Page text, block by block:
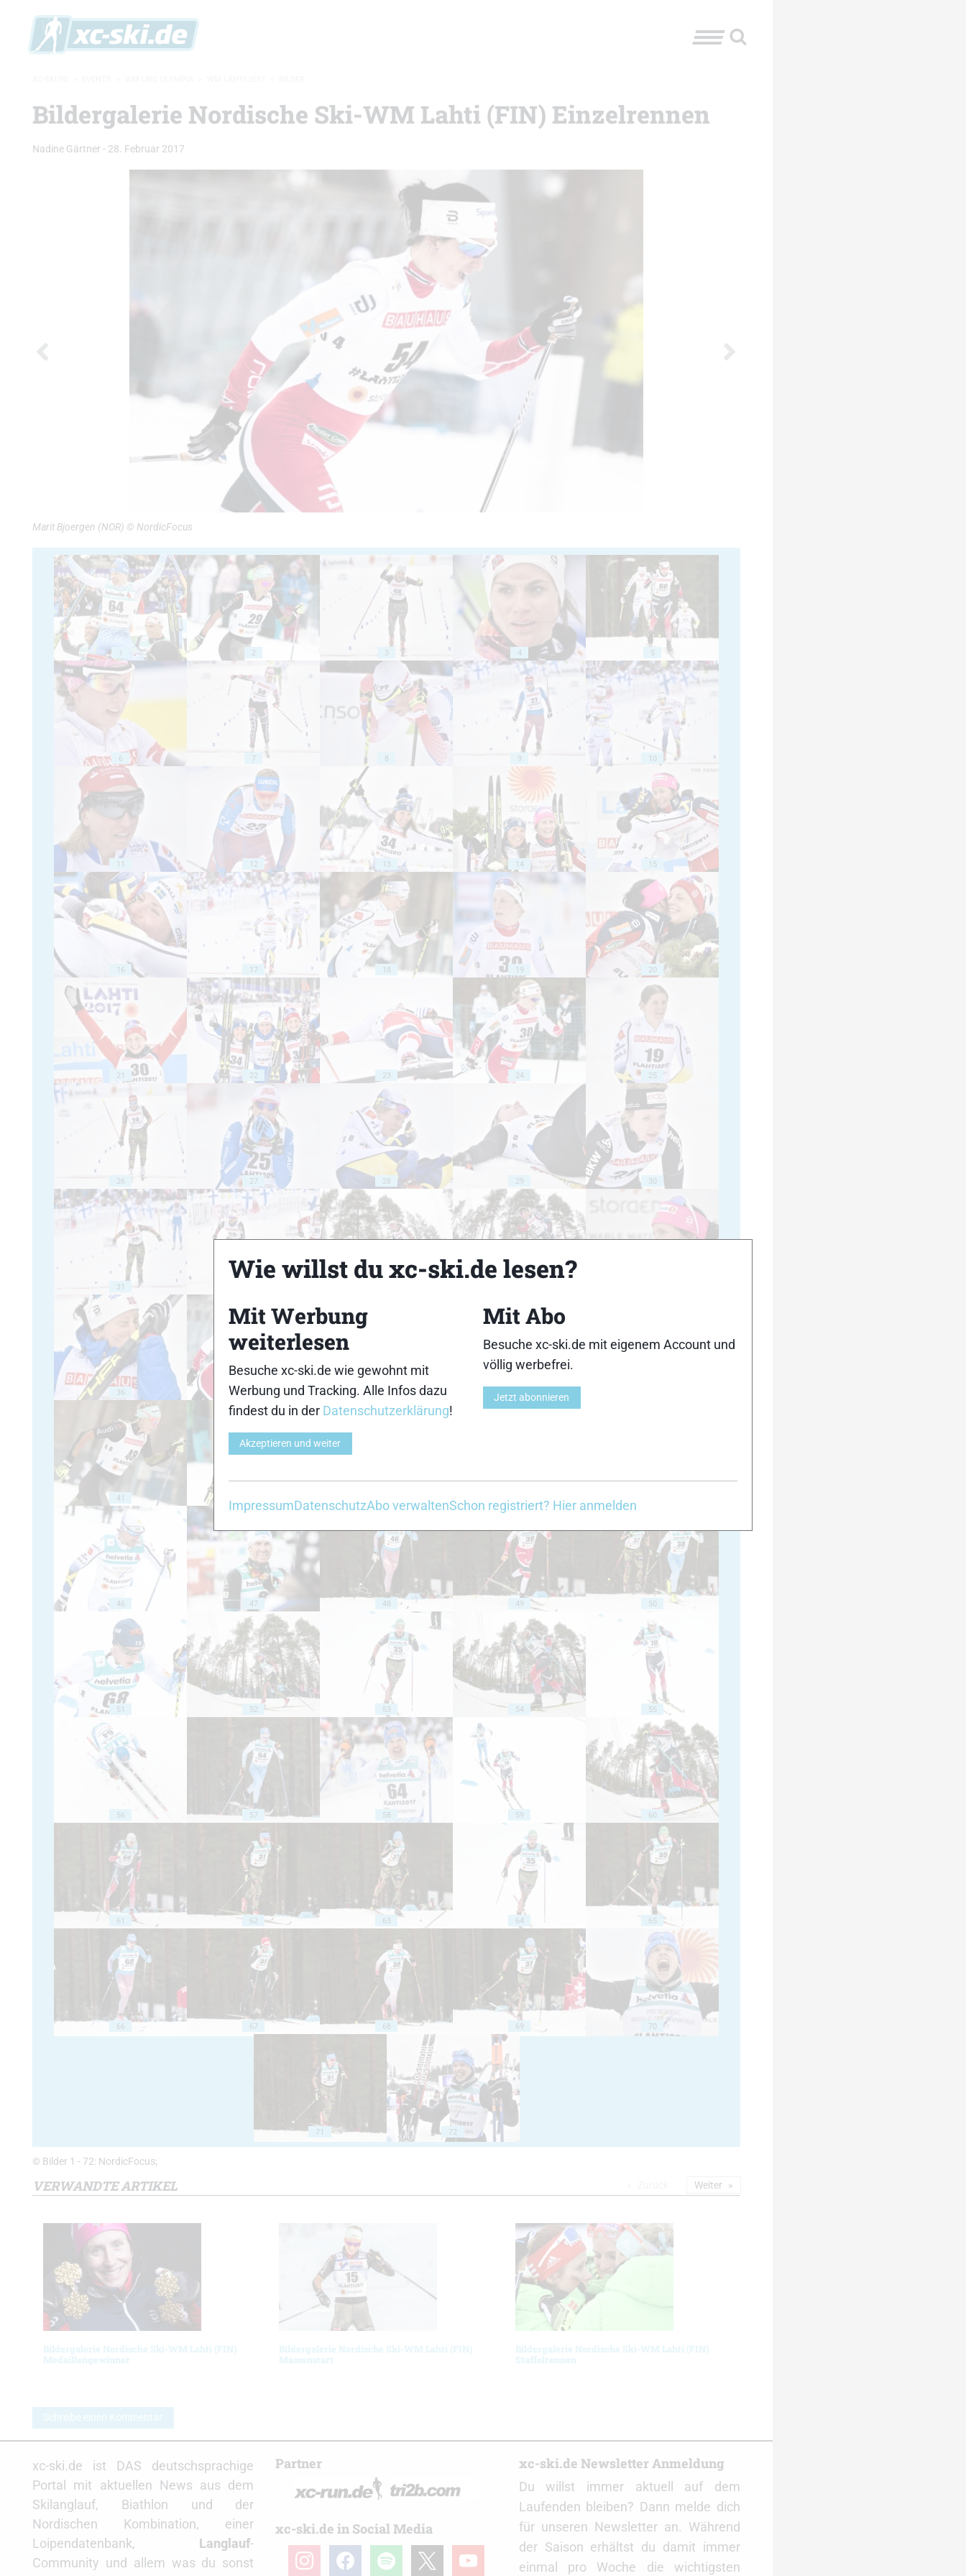
Bildergalerie Nordische Ski-WM Lahti (FIN) Einzelrennen
Nadine Gärtner - 28. Februar 2017
Marit Bjoergen (NOR) © NordicFocus
1 2 3 4 5
6 7 8 9 10
11 12 13 14 15
16 17 18 19 20
21 22 23 24 25
26 27 28 29 30
31
36 37 38 39
41
46 47 48 49 50
51 52 53 54 55
56 57 58 59 60
61 62 63 64 65
66 67 68 69 70
71 72
© Bilder 1 - 72: NordicFocus;
VERWANDTE ARTIKEL
Bildergalerie Nordische Ski-WM Lahti (FIN)
Medaillengewinner
Bildergalerie Nordische Ski-WM Lahti (FIN)
Massenstart
Bildergalerie Nordische Ski-WM Lahti (FIN)
Staffelrennen
Weiter
Schreibe einen Kommentar
xc-ski.de ist DAS deutschsprachige
Portal mit aktuellen News aus dem
Skilanglauf, Biathlon und der
Nordischen Kombination, einer
Loipendatenbank, Langlauf-
Community und allem was du sonst
Partner
xc-ski.de in Social Media
instagramfacebookspotify youtube
xc-ski.de Newsletter Anmeldung
Du willst immer aktuell auf dem
Laufenden bleiben? Dann melde dich
für unseren Newsletter an. Während
der Saison erhältst du damit immer
einmal pro Woche die wichtigsten
Wie willst du xc-ski.de lesen?
Mit Werbung
weiterlesen
Besuche xc-ski.de wie gewohnt mit
Werbung und Tracking. Alle Infos dazu
findest du in der Datenschutzerklärung!
Akzeptieren und weiter
Mit Abo
Besuche xc-ski.de mit eigenem Account und
völlig werbefrei.
Jetzt abonnieren
ImpressumDatenschutzAbo verwaltenSchon registriert? Hier anmelden